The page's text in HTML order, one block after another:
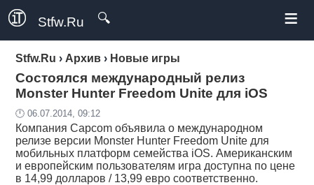
Stfw.Ru 🔍 ≡
Stfw.Ru › Архив › Новые игры
Состоялся международный релиз
Monster Hunter Freedom Unite для iOS
🕛 06.07.2014, 09:12
Компания Capcom объявила о международном
релизе версии Monster Hunter Freedom Unite для
мобильных платформ семейства iOS. Американским
и европейским пользователям игра доступна по цене
в 14,99 долларов / 13,99 евро соответственно.